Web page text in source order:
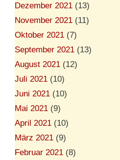
Dezember 2021 (13)
November 2021 (11)
Oktober 2021 (7)
September 2021 (13)
August 2021 (12)
Juli 2021 (10)
Juni 2021 (10)
Mai 2021 (9)
April 2021 (10)
März 2021 (9)
Februar 2021 (8)